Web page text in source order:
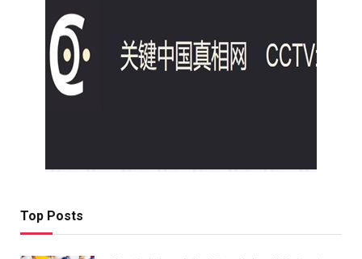
Top Posts